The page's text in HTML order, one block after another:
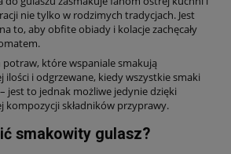
nie tylko w rodzimych tradycjach. Jest
to, aby obfite obiady i kolacje zachęcały
potraw, które wspaniale smakują
ilości i odgrzewane, kiedy wszystkie smaki
jest to jednak możliwe jedynie dzięki
kompozycji składników przyprawy.
smakowity gulasz?